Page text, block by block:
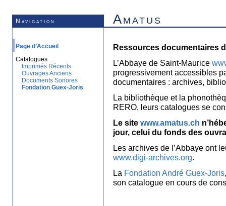
Navigation Amatus
Page d’Accueil
Catalogues
Imprimés Récents
Ouvrages Anciens
Documents Sonores
Fondation Guex-Joris
Ressources documentaires
L’Abbaye de Saint-Maurice
progressivement accessibles
documentaires : archives,
La bibliothèque et la
RERO, leurs catalogues se
Le site www.amatus.ch
jour, celui du fonds des
Les archives de l’Abbaye ont
www.digi-archives.org.
La Fondation André Guex-Joris
son catalogue en cours de